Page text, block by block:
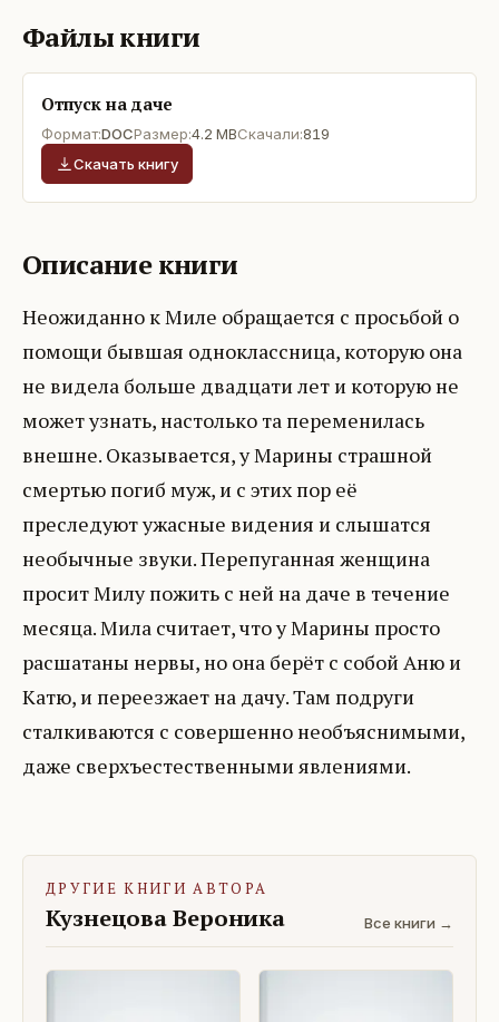
Файлы книги
Отпуск на даче
Формат:DOCРазмер:4.2 MBСкачали:819
Скачать книгу
Описание книги
Неожиданно к Миле обращается с просьбой о
помощи бывшая одноклассница, которую она
не видела больше двадцати лет и которую не
может узнать, настолько та переменилась
внешне. Оказывается, у Марины страшной
смертью погиб муж, и с этих пор её
преследуют ужасные видения и слышатся
необычные звуки. Перепуганная женщина
просит Милу пожить с ней на даче в течение
месяца. Мила считает, что у Марины просто
расшатаны нервы, но она берёт с собой Аню и
Катю, и переезжает на дачу. Там подруги
сталкиваются с совершенно необъяснимыми,
даже сверхъестественными явлениями.
ДРУГИЕ КНИГИ АВТОРА
Кузнецова Вероника Все книги →